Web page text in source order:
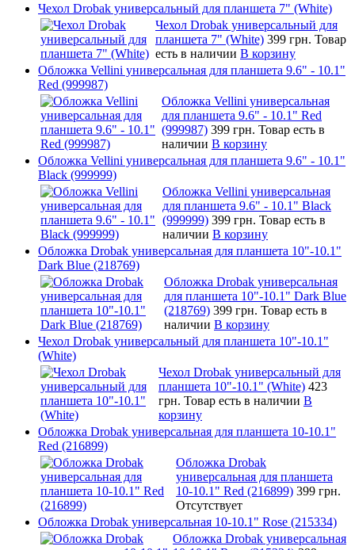
Чехол Drobak универсальный для планшета 7" (White)
Чехол Drobak универсальный для
планшета 7" (White) 399 грн. Товар
есть в наличии В корзину
Обложка Vellini универсальная для планшета 9.6" - 10.1"
Red (999987)
Обложка Vellini универсальная
для планшета 9.6" - 10.1" Red
(999987) 399 грн. Товар есть в
наличии В корзину
Обложка Vellini универсальная для планшета 9.6" - 10.1"
Black (999999)
Обложка Vellini универсальная
для планшета 9.6" - 10.1" Black
(999999) 399 грн. Товар есть в
наличии В корзину
Обложка Drobak универсальная для планшета 10"-10.1"
Dark Blue (218769)
Обложка Drobak универсальная
для планшета 10"-10.1" Dark Blue
(218769) 399 грн. Товар есть в
наличии В корзину
Чехол Drobak универсальный для планшета 10"-10.1"
(White)
Чехол Drobak универсальный для
планшета 10"-10.1" (White) 423
грн. Товар есть в наличии В
корзину
Обложка Drobak универсальная для планшета 10-10.1"
Red (216899)
Обложка Drobak
универсальная для планшета
10-10.1" Red (216899) 399 грн.
Отсутствует
Обложка Drobak универсальная 10-10.1" Rose (215334)
Обложка Drobak универсальная